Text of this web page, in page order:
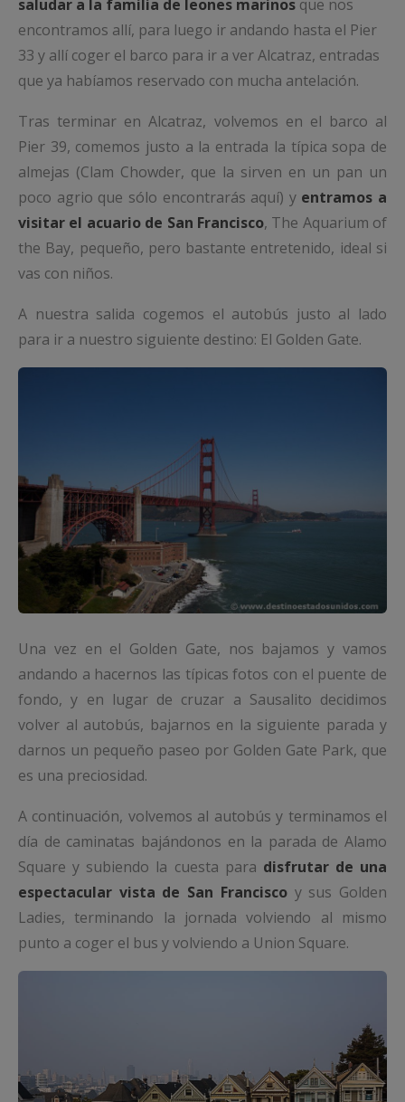
saludar a la familia de leones marinos que nos
encontramos allí, para luego ir andando hasta el Pier
33 y allí coger el barco para ir a ver Alcatraz, entradas
que ya habíamos reservado con mucha antelación.
Tras terminar en Alcatraz, volvemos en el barco al
Pier 39, comemos justo a la entrada la típica sopa de
almejas (Clam Chowder, que la sirven en un pan un
poco agrio que sólo encontrarás aquí) y entramos a
visitar el acuario de San Francisco, The Aquarium of
the Bay, pequeño, pero bastante entretenido, ideal si
vas con niños.
A nuestra salida cogemos el autobús justo al lado
para ir a nuestro siguiente destino: El Golden Gate.
Una vez en el Golden Gate, nos bajamos y vamos
andando a hacernos las típicas fotos con el puente de
fondo, y en lugar de cruzar a Sausalito decidimos
volver al autobús, bajarnos en la siguiente parada y
darnos un pequeño paseo por Golden Gate Park, que
es una preciosidad.
A continuación, volvemos al autobús y terminamos el
día de caminatas bajándonos en la parada de Alamo
Square y subiendo la cuesta para disfrutar de una
espectacular vista de San Franciscoy sus Golden
Ladies, terminando la jornada volviendo al mismo
punto a coger el bus y volviendo a Union Square.